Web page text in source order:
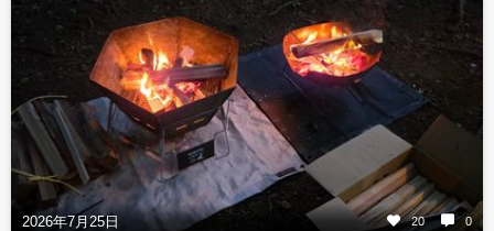
2026年7月25日 20 0